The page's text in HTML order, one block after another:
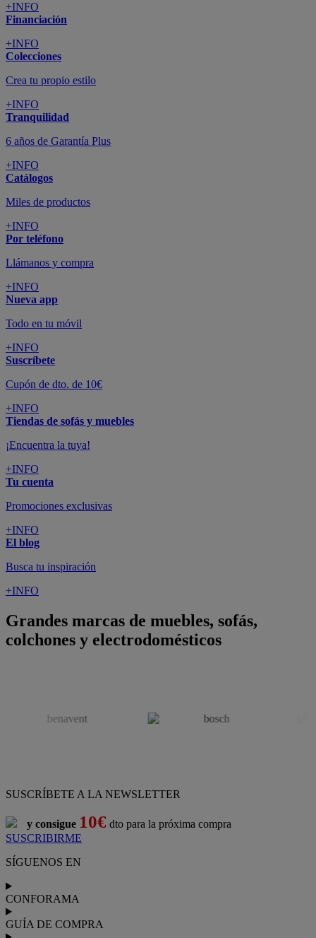
+INFO
Financiación
+INFO
Colecciones
Crea tu propio estilo
+INFO
Tranquilidad
6 años de Garantía Plus
+INFO
Catálogos
Miles de productos
+INFO
Por teléfono
Llámanos y compra
+INFO
Nueva app
Todo en tu móvil
+INFO
Suscríbete
Cupón de dto. de 10€
+INFO
Tiendas de sofás y muebles
¡Encuentra la tuya!
+INFO
Tu cuenta
Promociones exclusivas
+INFO
El blog
Busca tu inspiración
+INFO
Grandes marcas de muebles, sofás,
colchones y electrodomésticos
SUSCRÍBETE A LA NEWSLETTER
y consigue 10€ dto para la próxima compra
SUSCRIBIRME
SÍGUENOS EN
CONFORAMA
GUÍA DE COMPRA